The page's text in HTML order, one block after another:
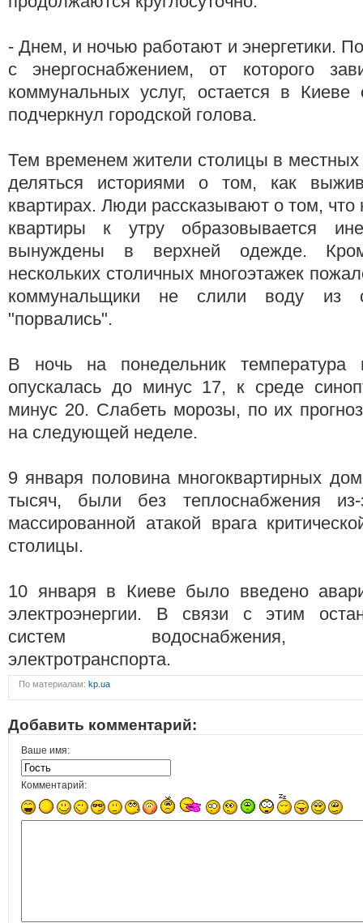
- Днем, и ночью работают и энергетики.
с энергоснабжением, от которого
коммунальных услуг, остается в
подчеркнул городской голова.
Тем временем жители столицы в местных
деляться историями о том, как
квартирах. Люди рассказывают о том, что
квартиры к утру образовывается
вынуждены в верхней одежде.
нескольких столичных многоэтажек
коммунальщики не слили воду из
"порвались".
В ночь на понедельник температура
опускалась до минус 17, к среде
минус 20. Слабеть морозы, по их
на следующей неделе.
9 января половина многоквартирных
тысяч, были без теплоснабжения из-
массированной атакой врага
столицы.
10 января в Киеве было введено
электроэнергии. В связи с этим
систем водоснабжения,
электротранспорта.
По материалам: kp.ua
Добавить комментарий:
Ваше имя:
Комментарий: